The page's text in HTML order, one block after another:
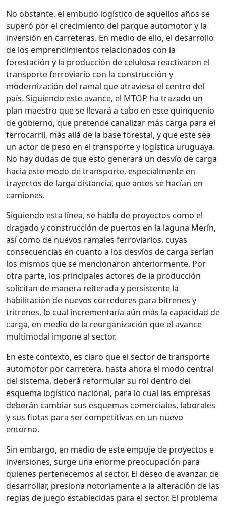
No obstante, el embudo logístico de aquellos años se
superó por el crecimiento del parque automotor y la
inversión en carreteras. En medio de ello, el desarrollo
de los emprendimientos relacionados con la
forestación y la producción de celulosa reactivaron el
transporte ferroviario con la construcción y
modernización del ramal que atraviesa el centro del
país. Siguiendo este avance, el MTOP ha trazado un
plan maestro que se llevará a cabo en este quinquenio
de gobierno, que pretende canalizar más carga para el
ferrocarril, más allá de la base forestal, y que este sea
un actor de peso en el transporte y logística uruguaya.
No hay dudas de que esto generará un desvío de carga
hacia este modo de transporte, especialmente en
trayectos de larga distancia, que antes se hacían en
camiones.
Siguiendo esta línea, se habla de proyectos como el
dragado y construcción de puertos en la laguna Merín,
así como de nuevos ramales ferroviarios, cuyas
consecuencias en cuanto a los desvíos de carga serían
los mismos que se mencionaron anteriormente. Por
otra parte, los principales actores de la producción
solicitan de manera reiterada y persistente la
habilitación de nuevos corredores para bitrenes y
tritrenes, lo cual incrementaría aún más la capacidad de
carga, en medio de la reorganización que el avance
multimodal impone al sector.
En este contexto, es claro que el sector de transporte
automotor por carretera, hasta ahora el modo central
del sistema, deberá reformular su rol dentro del
esquema logístico nacional, para lo cual las empresas
deberán cambiar sus esquemas comerciales, laborales
y sus flotas para ser competitivas en un nuevo
entorno.
Sin embargo, en medio de este empuje de proyectos e
inversiones, surge una enorme preocupación para
quienes pertenecemos al sector. El deseo de avanzar, de
desarrollar, presiona notoriamente a la alteración de las
reglas de juego establecidas para el sector. El problema